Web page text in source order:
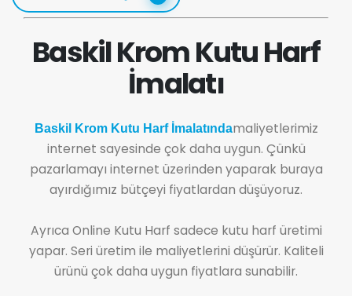
Baskil Krom Kutu Harf
İmalatı
Baskil Krom Kutu Harf İmalatındamaliyetlerimiz
internet sayesinde çok daha uygun. Çünkü
pazarlamayı internet üzerinden yaparak buraya
ayırdığımız bütçeyi fiyatlardan düşüyoruz.
Ayrıca Online Kutu Harf sadece kutu harf üretimi
yapar. Seri üretim ile maliyetlerini düşürür. Kaliteli
ürünü çok daha uygun fiyatlara sunabilir.